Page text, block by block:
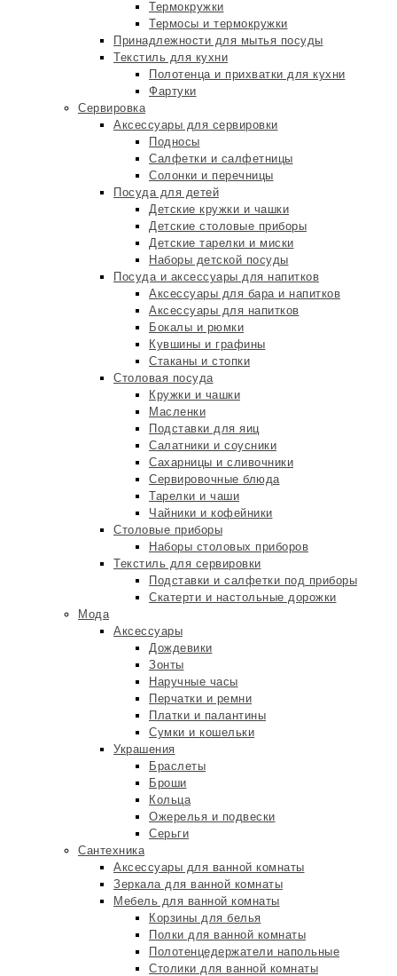
Термокружки
Термосы и термокружки
Принадлежности для мытья посуды
Текстиль для кухни
Полотенца и прихватки для кухни
Фартуки
Сервировка
Аксессуары для сервировки
Подносы
Салфетки и салфетницы
Солонки и перечницы
Посуда для детей
Детские кружки и чашки
Детские столовые приборы
Детские тарелки и миски
Наборы детской посуды
Посуда и аксессуары для напитков
Аксессуары для бара и напитков
Аксессуары для напитков
Бокалы и рюмки
Кувшины и графины
Стаканы и стопки
Столовая посуда
Кружки и чашки
Масленки
Подставки для яиц
Салатники и соусники
Сахарницы и сливочники
Сервировочные блюда
Тарелки и чаши
Чайники и кофейники
Столовые приборы
Наборы столовых приборов
Текстиль для сервировки
Подставки и салфетки под приборы
Скатерти и настольные дорожки
Мода
Аксессуары
Дождевики
Зонты
Наручные часы
Перчатки и ремни
Платки и палантины
Сумки и кошельки
Украшения
Браслеты
Броши
Кольца
Ожерелья и подвески
Серьги
Сантехника
Аксессуары для ванной комнаты
Зеркала для ванной комнаты
Мебель для ванной комнаты
Корзины для белья
Полки для ванной комнаты
Полотенцедержатели напольные
Столики для ванной комнаты